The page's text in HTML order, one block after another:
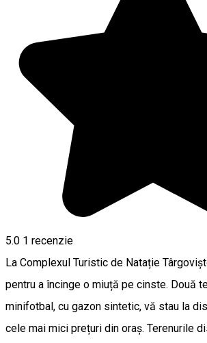
5.0 1 recenzie
La Complexul Turistic de Natație
pentru a încinge o miuță pe cinste. Două
minifotbal, cu gazon sintetic, vă stau la
cele mai mici prețuri din oraș. Terenurile